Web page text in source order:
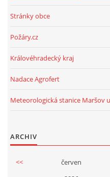
Stránky obce
Požáry.cz
Královéhradecký kraj
Nadace Agrofert
Meteorologická stanice Maršov
ARCHIV
<< červen